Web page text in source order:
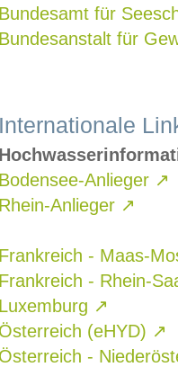
Bundesamt für
Bundesanstalt für
Internationale
Bodensee-Anlieger ↗
Rhein-Anlieger ↗
Frankreich - Maas-
Frankreich - Rhein-
Luxemburg ↗
Österreich (eHYD) ↗
Österreich -